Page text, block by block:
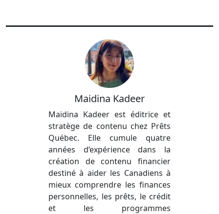
Maidina Kadeer
Maidina Kadeer est éditrice et
stratège de contenu chez Prêts
Québec. Elle cumule quatre
années d’expérience dans la
création de contenu financier
destiné à aider les Canadiens à
mieux comprendre les finances
personnelles, les prêts, le crédit
et les programmes